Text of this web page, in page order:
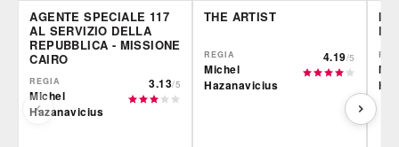
AGENTE SPECIALE 117
AL SERVIZIO DELLA
REPUBBLICA - MISSIONE
CAIRO
REGIA
Michel
Hazanavicius
3.13/5
THE ARTIST
REGIA
Michel
Hazanavicius
4.19/5
IL